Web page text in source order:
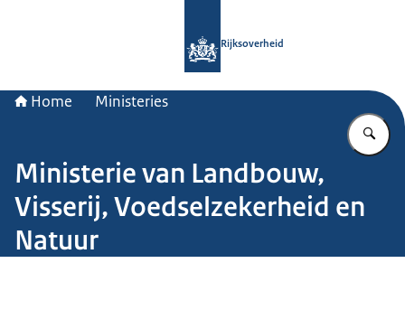
Rijksoverheid
Home Ministeries
Ministerie van Landbouw,
Visserij, Voedselzekerheid en
Natuur